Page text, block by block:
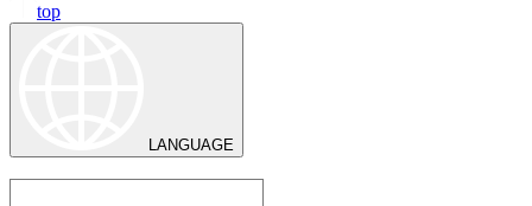
top
LANGUAGE